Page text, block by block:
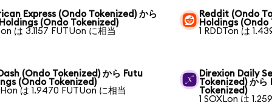
Express (Ondo Tokenized) から
(Ondo Tokenized)
は 3.1157 FUTUon に相当
Reddit (Ondo
Holdings (Ondo
1 RDDTon は
(Ondo Tokenized) から Futu
(Ondo Tokenized)
は 1.9470 FUTUon に相当
Direxion Daily
Tokenized) か
Tokenized)
1 SOXLon は